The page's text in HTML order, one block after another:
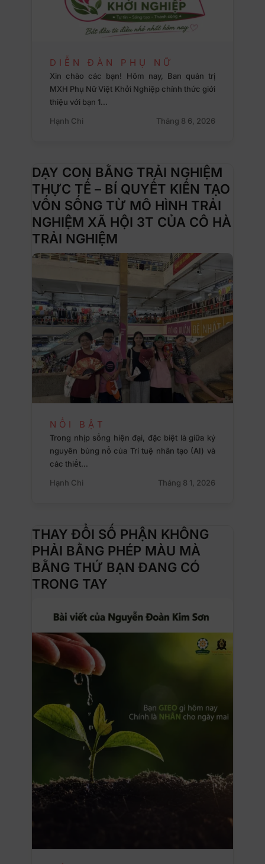
DIỄN ĐÀN PHỤ NỮ
Xin chào các bạn! Hôm nay, Ban quản trị
MXH Phụ Nữ Việt Khởi Nghiệp chính thức giới
thiệu với bạn 1…
Hạnh Chi
Tháng 8 6, 2026
DẠY CON BẰNG TRẢI NGHIỆM
THỰC TẾ – BÍ QUYẾT KIẾN TẠO
VỐN SỐNG TỪ MÔ HÌNH TRẢI
NGHIỆM XÃ HỘI 3T CỦA CÔ HÀ
TRẢI NGHIỆM
NỔI BẬT
Trong nhịp sống hiện đại, đặc biệt là giữa kỷ
nguyên bùng nổ của Trí tuệ nhân tạo (AI) và
các thiết…
Hạnh Chi
Tháng 8 1, 2026
THAY ĐỔI SỐ PHẬN KHÔNG
PHẢI BẰNG PHÉP MÀU MÀ
BẰNG THỨ BẠN ĐANG CÓ
TRONG TAY